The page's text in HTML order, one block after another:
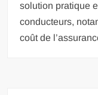
solution pratique
conducteurs,
coût de